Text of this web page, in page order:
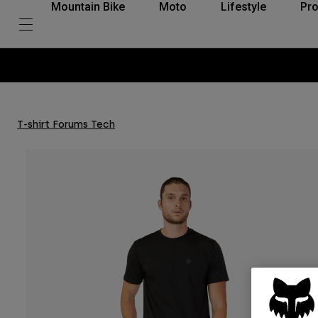
Mountain Bike Moto Lifestyle
T-shirt Forums Tech